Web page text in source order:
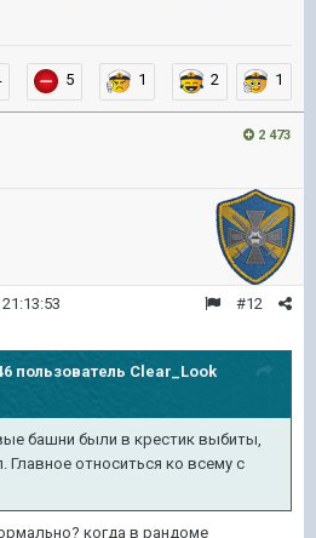
5 1 2 1
2 473
#12
пользователь Clear_Look
башни были в крестик выбиты,
Главное относиться ко всему с
когда в рандоме